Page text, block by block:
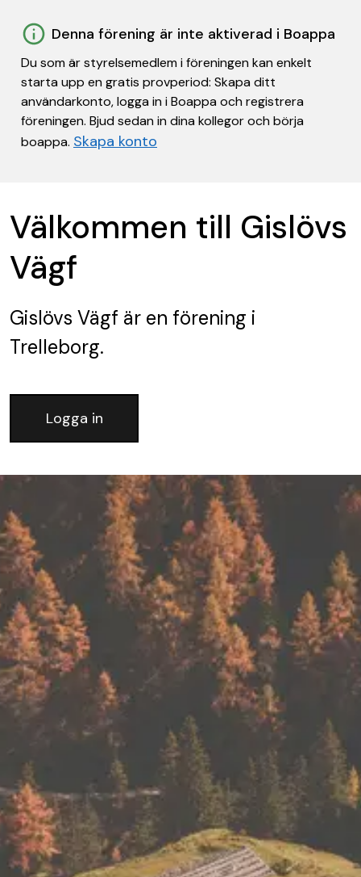
Denna förening är inte aktiverad i Boappa
Du som är styrelsemedlem i föreningen kan enkelt
starta upp en gratis provperiod: Skapa ditt
användarkonto, logga in i Boappa och registrera
föreningen. Bjud sedan in dina kollegor och börja
boappa. Skapa konto
Välkommen till Gislövs
Vägf
Gislövs Vägf är en förening i
Trelleborg.
Logga in